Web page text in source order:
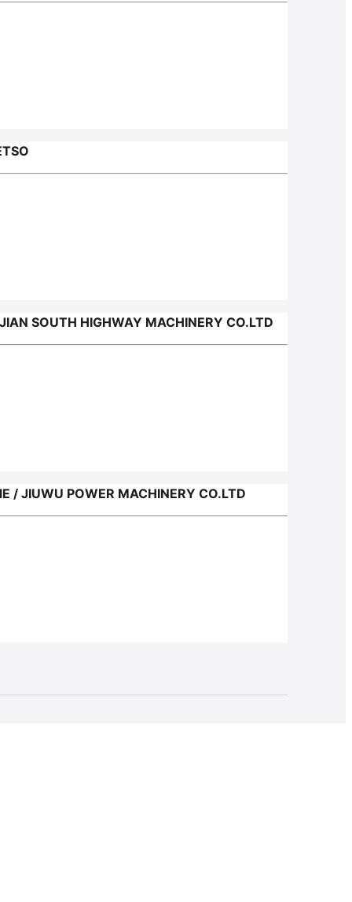
HIGHWAY MACHINERY CO.LTD
POWER MACHINERY CO.LTD